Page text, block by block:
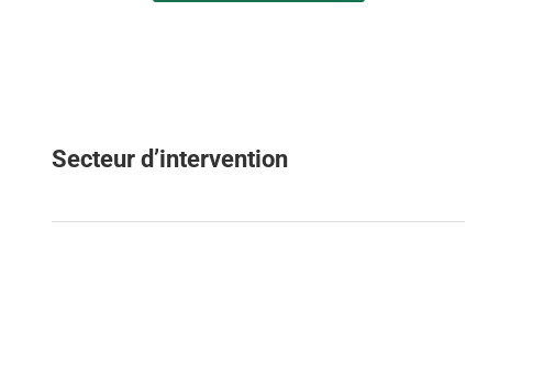
Secteur d’intervention